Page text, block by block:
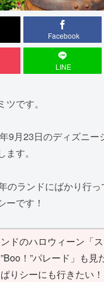
Facebook
LINE
です。
9月23日のディズニー
す。
のランドにばかり行っ
ーです！
ドのハロウィーン「
！”パレード」も見
りシーにも行きたい